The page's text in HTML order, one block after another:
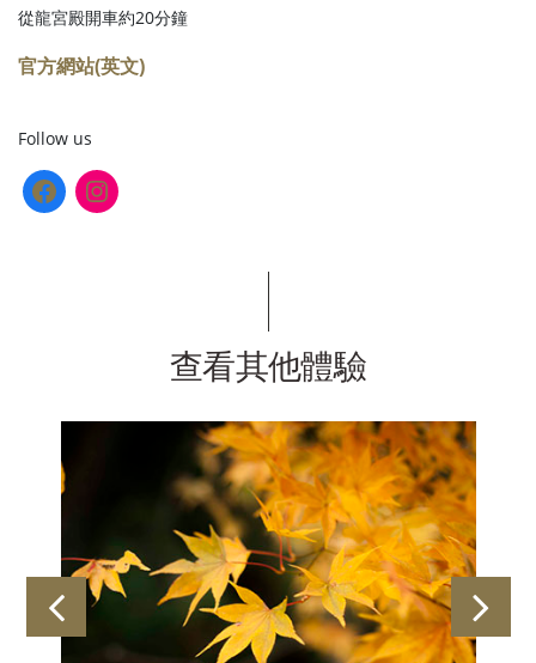
從龍宮殿開車約20分鐘
官方網站(英文)
Follow us
查看其他體驗